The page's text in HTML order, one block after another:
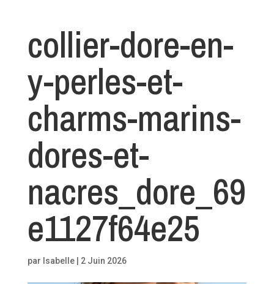
collier-dore-en-
y-perles-et-
charms-marins-
dores-et-
nacres_dore_69
e1127f64e25
par Isabelle| 2 Juin 2026